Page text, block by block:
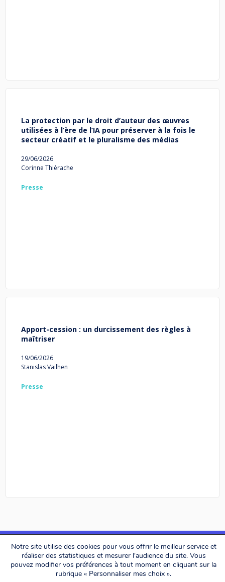
La protection par le droit d’auteur des œuvres
utilisées à l’ère de l’IA pour préserver à la fois le
secteur créatif et le pluralisme des médias
29/06/2026
Corinne Thiérache
Presse
Apport-cession : un durcissement des règles à
maîtriser
19/06/2026
Stanislas Vailhen
Presse
Alerion Avocats © 2026. All rights reserved.
Notre site utilise des cookies pour vous offrir le meilleur service et
réaliser des statistiques et mesurer l'audience du site. Vous
pouvez modifier vos préférences à tout moment en cliquant sur la
rubrique « Personnaliser mes choix ».